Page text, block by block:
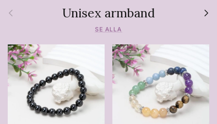
Föregående Unisex armband Nästa
SE ALLA